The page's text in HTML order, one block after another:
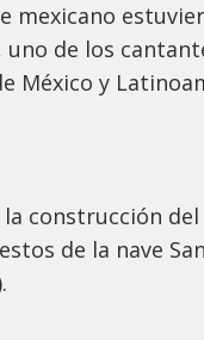
mexicano
de los
México y
construcción
de la nave